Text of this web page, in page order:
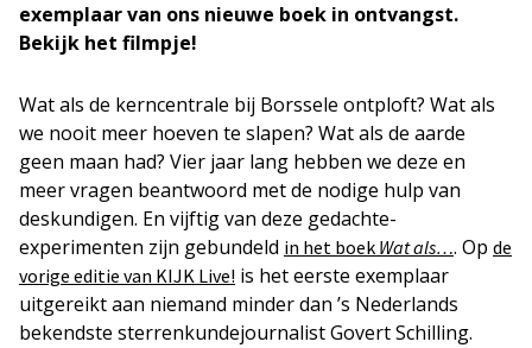
exemplaar van ons nieuwe boek in ontvangst.
Bekijk het filmpje!
Wat als de kerncentrale bij Borssele ontploft? Wat als
we nooit meer hoeven te slapen? Wat als de aarde
geen maan had? Vier jaar lang hebben we deze en
meer vragen beantwoord met de nodige hulp van
deskundigen. En vijftig van deze gedachte-
experimenten zijn gebundeld in het boek Wat als…. Op de
vorige editie van KIJK Live! is het eerste exemplaar
uitgereikt aan niemand minder dan ’s Nederlands
bekendste sterrenkundejournalist Govert Schilling.